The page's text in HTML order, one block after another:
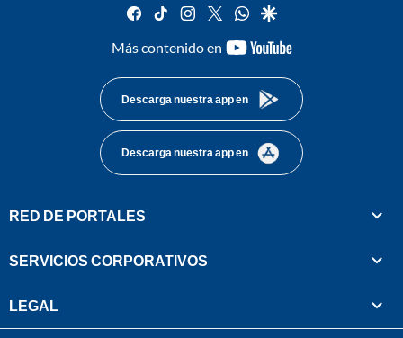
facebook
tiktok instagram
twitterwhatsapp
google
Más contenido en
youtube-
Descarga nuestra app en
Descarga nuestra app en
RED DE PORTALES
SERVICIOS CORPORATIVOS
LEGAL